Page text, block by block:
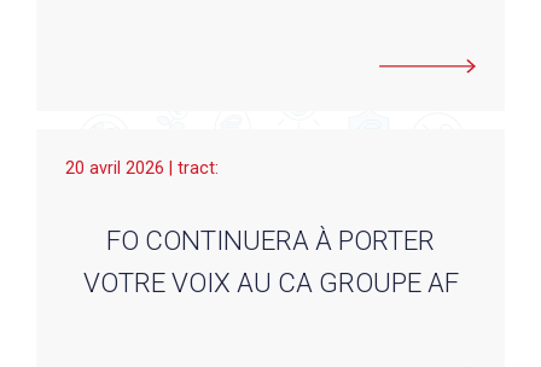
20 avril 2026 | tract:
FO CONTINUERA À PORTER
VOTRE VOIX AU CA GROUPE AF